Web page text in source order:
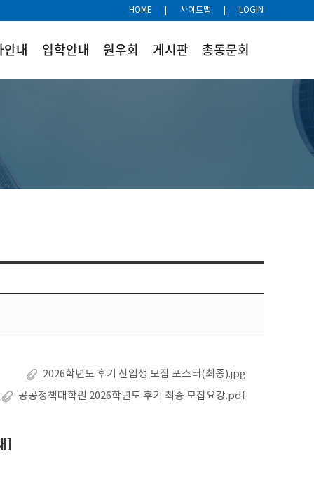
HOME 사이트맵 LOGIN
내 입학안내 원우회 게시판 총동문회
2026학년도 후기 신입생 모집 포스터(최종).jpg
공공정책대학원 2026학년도 후기 최종 모집요강.pdf
]